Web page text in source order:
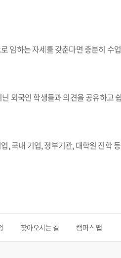
임하는 자세를 갖춘다면 충분히 수
외국인 학생들과 의견을 공유하고
, 국내 기업, 정부기관, 대학원 진학
찾아오시는 길 캠퍼스 맵